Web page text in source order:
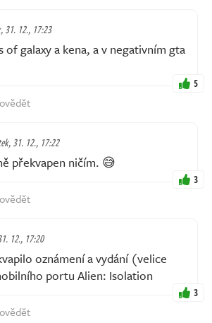
31. 12., 17:23
of galaxy a kena, a v negativním gta
5
31. 12., 17:22
překvapen ničím. 😅
3
12., 17:20
oznámení a vydání (velice
portu Alien: Isolation
3